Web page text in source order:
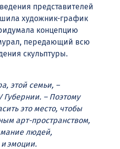
представителей
художник-график
концепцию
передающий всю
скульптуры.
этой семьи, –
Губернии. – Поэтому
это место, чтобы
арт-пространством,
людей,
эмоции.